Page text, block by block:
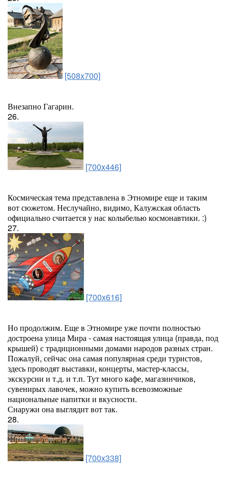
[508x700]
Внезапно Гагарин.
26.
[700x446]
Космическая тема представлена в Этномире еще и таким
вот сюжетом. Неслучайно, видимо, Калужская область
официально считается у нас колыбелью космонавтики. :)
27.
[700x616]
Но продолжим. Еще в Этномире уже почти полностью
достроена улица Мира - самая настоящая улица (правда, под
крышей) с традиционными домами народов разных стран.
Пожалуй, сейчас она самая популярная среди туристов,
здесь проводят выставки, концерты, мастер-классы,
экскурсии и т.д. и т.п. Тут много кафе, магазинчиков,
сувенирых лавочек, можно купить всевозможные
национальные напитки и вкусности.
Снаружи она выглядит вот так.
28.
[700x338]